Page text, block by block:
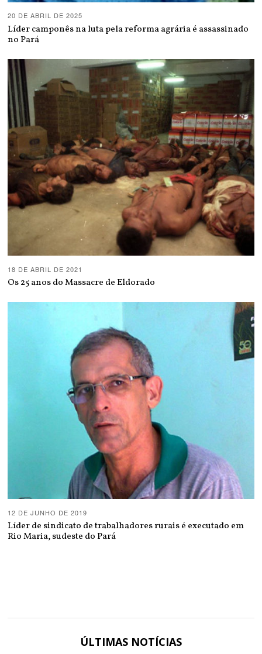
20 DE ABRIL DE 2025
Líder camponês na luta pela reforma agrária é assassinado
no Pará
18 DE ABRIL DE 2021
Os 25 anos do Massacre de Eldorado
12 DE JUNHO DE 2019
Líder de sindicato de trabalhadores rurais é executado em
Rio Maria, sudeste do Pará
ÚLTIMAS NOTÍCIAS